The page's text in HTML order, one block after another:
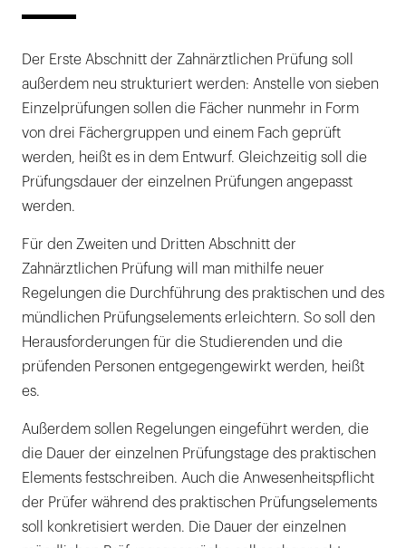
Der Erste Abschnitt der Zahnärztlichen Prüfung soll
außerdem neu strukturiert werden: Anstelle von sieben
Einzelprüfungen sollen die Fächer nunmehr in Form
von drei Fächergruppen und einem Fach geprüft
werden, heißt es in dem Entwurf. Gleichzeitig soll die
Prüfungsdauer der einzelnen Prüfungen angepasst
werden.
Für den Zweiten und Dritten Abschnitt der
Zahnärztlichen Prüfung will man mithilfe neuer
Regelungen die Durchführung des praktischen und des
mündlichen Prüfungselements erleichtern. So soll den
Herausforderungen für die Studierenden und die
prüfenden Personen entgegengewirkt werden, heißt
es.
Außerdem sollen Regelungen eingeführt werden, die
die Dauer der einzelnen Prüfungstage des praktischen
Elements festschreiben. Auch die Anwesenheitspflicht
der Prüfer während des praktischen Prüfungselements
soll konkretisiert werden. Die Dauer der einzelnen